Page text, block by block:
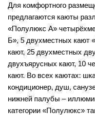
Для комфортного
предлагаются каюты
«Полулюкс А»
Б», 5 двухместных кают
кают, 25 двухместных
двухъярусных кают, 10
кают. Во всех каютах:
кондиционер, душ,
нижней палубы –
категории «Полулюкс»